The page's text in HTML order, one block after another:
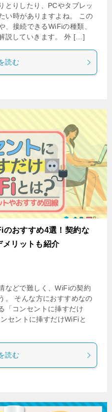
とりしたり、PCやタブレッ
い時がありますよね。 この
、接続できるWiFiの種類、
説していきます。 外 […]
読む
のおすすめ4選！契約な
メリットも紹介
などで難しく、WiFiの契約
。 そんな方におすすめなの
「コンセントに挿すだけ
セントに挿すだけWiFiと
読む